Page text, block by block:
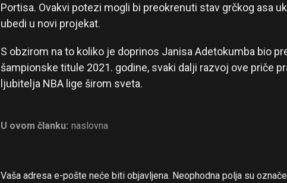
Portisa. Ovakvi potezi mogli bi preokrenuti stav grčkog asa
ubedi u novi projekat.
S obzirom na to koliko je doprinos Janisa Adetokumba bio
šampionske titule 2021. godine, svaki dalji razvoj ove priče
ljubitelja NBA lige širom sveta.
U ovom članku: naslovna
Vaša adresa e-pošte neće biti objavljena. Neophodna polja su